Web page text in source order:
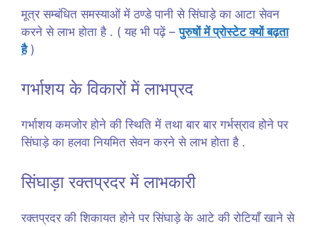
मूत्र सम्बंधित समस्याओं में ठण्डे पानी से सिंघाड़े का आटा सेवन
करने से लाभ होता है . ( यह भी पढ़ें –पुरुषों में प्रोस्टेट क्यों बढ़ता
है)
गर्भाशय के विकारों में लाभप्रद
गर्भाशय कमजोर होने की स्थिति में तथा बार बार गर्भस्राव होने पर
सिंघाड़े का हलवा नियमित सेवन करने से लाभ होता है .
सिंघाड़ा रक्तप्रदर में लाभकारी
रक्तप्रदर की शिकायत होने पर सिंघाड़े के आटे की रोटियाँ खाने से